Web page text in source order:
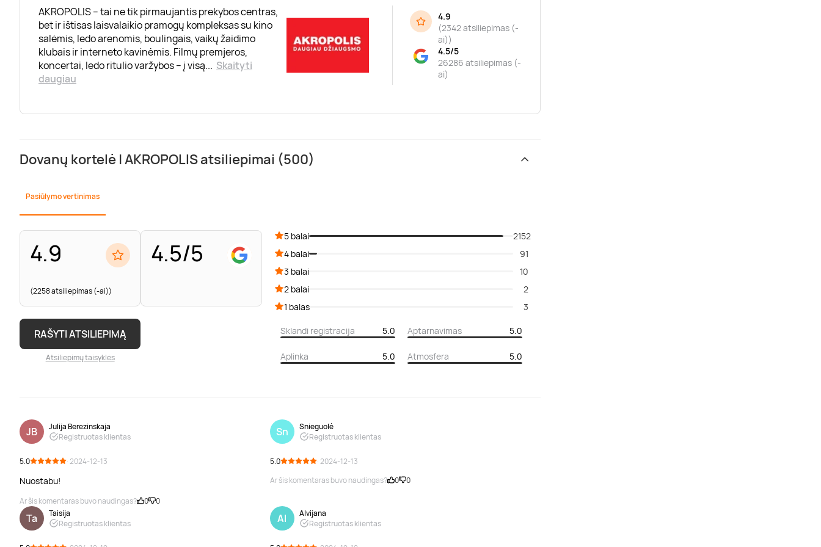
AKROPOLIS – tai ne tik pirmaujantis prekybos centras,
bet ir ištisas laisvalaikio pramogų kompleksas su kino
salėmis, ledo arenomis, boulingais, vaikų žaidimo
klubais ir interneto kavinėmis. Filmų premjeros,
koncertai, ledo ritulio varžybos – į visą... Skaityti
daugiau
4.9
(2342 atsiliepimas (-
ai))
4.5/5
26286 atsiliepimas (-
ai)
Dovanų kortelė | AKROPOLIS atsiliepimai (500)
Pasiūlymo vertinimas
4.9
(2258 atsiliepimas (-ai))
4.5/5
RAŠYTI ATSILIEPIMĄ
Atsiliepimų taisyklės
5 balai
2152
4 balai
91
3 balai
10
2 balai
2
1 balas
3
Sklandi registracija 5.0 Aptarnavimas 5.0
Aplinka 5.0 Atmosfera 5.0
JB
Julija Berezinskaja
Registruotas klientas
5.0 · 2024-12-13
Nuostabu!
Ar šis komentaras buvo naudingas? 0 0
Sn
Snieguolė
Registruotas klientas
5.0
· 2024-12-13
Ar šis komentaras buvo naudingas?
0 0
Ta
Taisija
Registruotas klientas
Al
Alvijana
Registruotas klientas